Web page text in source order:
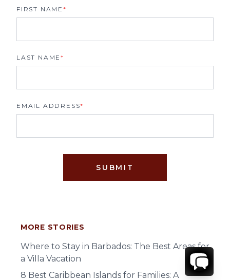
FIRST NAME*
LAST NAME*
EMAIL ADDRESS*
SUBMIT
MORE STORIES
Where to Stay in Barbados: The Best Areas for
a Villa Vacation
8 Best Caribbean Islands for Families: A